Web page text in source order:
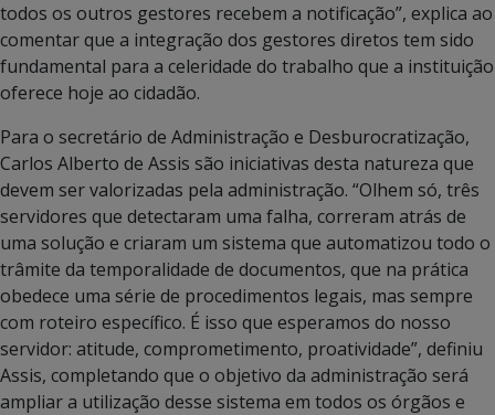
todos os outros gestores recebem a notificação”, explica ao
comentar que a integração dos gestores diretos tem sido
fundamental para a celeridade do trabalho que a instituição
oferece hoje ao cidadão.
Para o secretário de Administração e Desburocratização,
Carlos Alberto de Assis são iniciativas desta natureza que
devem ser valorizadas pela administração. “Olhem só, três
servidores que detectaram uma falha, correram atrás de
uma solução e criaram um sistema que automatizou todo o
trâmite da temporalidade de documentos, que na prática
obedece uma série de procedimentos legais, mas sempre
com roteiro específico. É isso que esperamos do nosso
servidor: atitude, comprometimento, proatividade”, definiu
Assis, completando que o objetivo da administração será
ampliar a utilização desse sistema em todos os órgãos e